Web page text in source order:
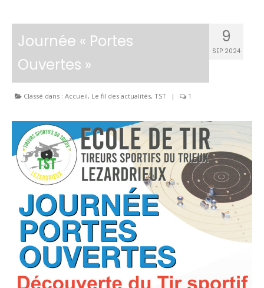
9
SEP 2024
Journée « Portes
Ouvertes »
Classé dans : Accueil, Le fil des actualités, TST | 1